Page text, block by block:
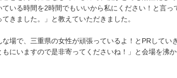
いる時間を2時間でもいいから私にください！と言っ
きました。」と教えていただきました。
場で、三重県の女性が頑張っているよ！とPRしてい
にいますので是非寄ってくださいね！」と会場を沸